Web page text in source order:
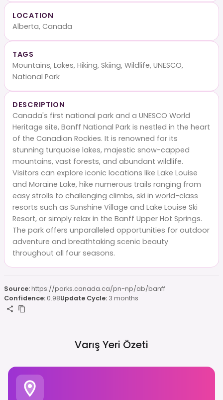
LOCATION
Alberta, Canada
TAGS
Mountains, Lakes, Hiking, Skiing, Wildlife, UNESCO,
National Park
DESCRIPTION
Canada's first national park and a UNESCO World
Heritage site, Banff National Park is nestled in the heart
of the Canadian Rockies. It is renowned for its
stunning turquoise lakes, majestic snow-capped
mountains, vast forests, and abundant wildlife.
Visitors can explore iconic locations like Lake Louise
and Moraine Lake, hike numerous trails ranging from
easy strolls to challenging climbs, ski in world-class
resorts such as Sunshine Village and Lake Louise Ski
Resort, or simply relax in the Banff Upper Hot Springs.
The park offers unparalleled opportunities for outdoor
adventure and breathtaking scenic beauty
throughout all four seasons.
Source:https://parks.canada.ca/pn-np/ab/banff
Confidence:0.98Update Cycle: 3 months
Varış Yeri Özeti